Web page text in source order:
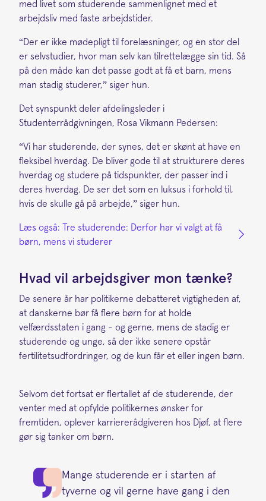
med livet som studerende sammenlignet med et
arbejdsliv med faste arbejdstider.
“Der er ikke mødepligt til forelæsninger, og en stor del
er selvstudier, hvor man selv kan tilrettelægge sin tid. Så
på den måde kan det passe godt at få et barn, mens
man stadig studerer,” siger hun.
Det synspunkt deler afdelingsleder i
Studenterrådgivningen, Rosa Vikmann Pedersen:
“Vi har studerende, der synes, det er skønt at have en
fleksibel hverdag. De bliver gode til at strukturere deres
hverdag og studere på tidspunkter, der passer ind i
deres hverdag. De ser det som en luksus i forhold til,
hvis de skulle gå på arbejde,” siger hun.
Læs også: Tre studerende: Derfor har vi valgt at få
børn, mens vi studerer
Hvad vil arbejdsgiver mon tænke?
De senere år har politikerne debatteret vigtigheden af,
at danskerne bør få flere børn for at holde
velfærdsstaten i gang - og gerne, mens de stadig er
studerende og unge, så der ikke senere opstår
fertilitetsudfordringer, og de kun får et eller ingen børn.
Selvom det fortsat er flertallet af de studerende, der
venter med at opfylde politikernes ønsker for
fremtiden, oplever karriererådgiveren hos Djøf, at flere
gør sig tanker om børn.
Mange studerende er i starten af
tyverne og vil gerne have gang i den